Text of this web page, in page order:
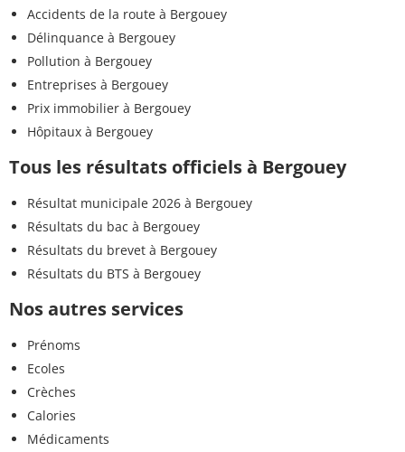
Accidents de la route à Bergouey
Délinquance à Bergouey
Pollution à Bergouey
Entreprises à Bergouey
Prix immobilier à Bergouey
Hôpitaux à Bergouey
Tous les résultats officiels à Bergouey
Résultat municipale 2026 à Bergouey
Résultats du bac à Bergouey
Résultats du brevet à Bergouey
Résultats du BTS à Bergouey
Nos autres services
Prénoms
Ecoles
Crèches
Calories
Médicaments